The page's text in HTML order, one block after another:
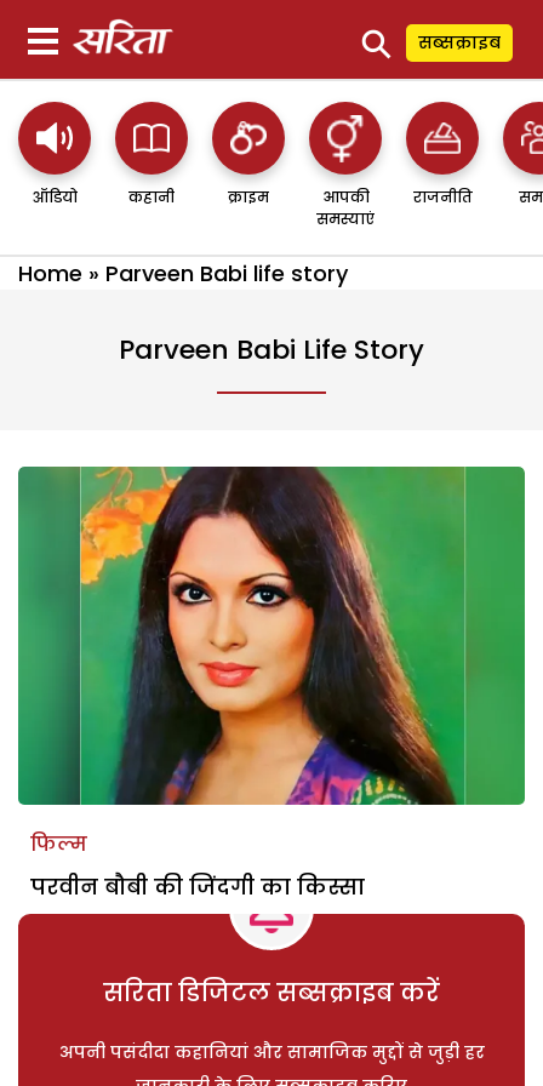
⚲ सब्सक्राइब
ऑडियो कहानी क्राइम
आपकी
समस्याएं
राजनीति
Home » Parveen Babi life story
Parveen Babi Life Story
फिल्म
परवीन बौबी की जिंदगी का किस्सा
सरिता डिजिटल सब्सक्राइब करें
अपनी पसंदीदा कहानियां और सामाजिक मुद्दों से जुड़ी हर